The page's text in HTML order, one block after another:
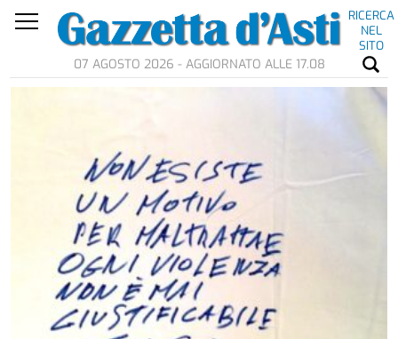
RICERCA
NEL
SITO
07 AGOSTO 2026 - AGGIORNATO ALLE 17.08